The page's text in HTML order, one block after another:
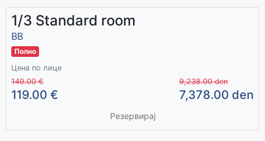
1/3 Standard room
BB
Полно
Цена по лице
149.00 €
119.00 €
9,238.00 den
7,378.00 den
Резервирај